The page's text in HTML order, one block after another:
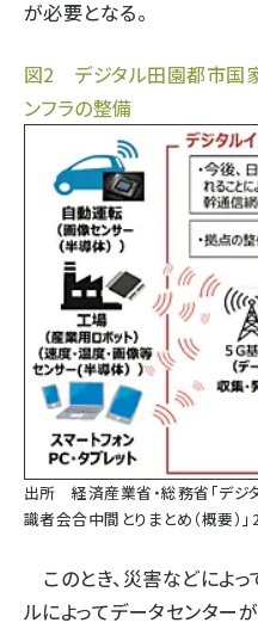
が必要となる。
図2 デジタル田園都市国
ンフラの整備
出所 経済産業省・総務省「デジ
識者会合中間とりまとめ（概要）
このとき、災害などによ
ルによってデータセンター